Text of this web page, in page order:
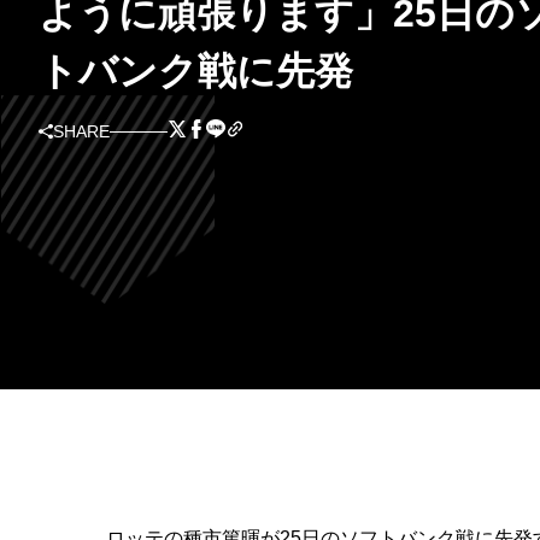
ように頑張ります」25日の
トバンク戦に先発
SHARE